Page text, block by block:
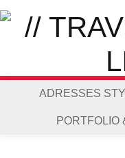
ADRESSES
PORTFOLIO